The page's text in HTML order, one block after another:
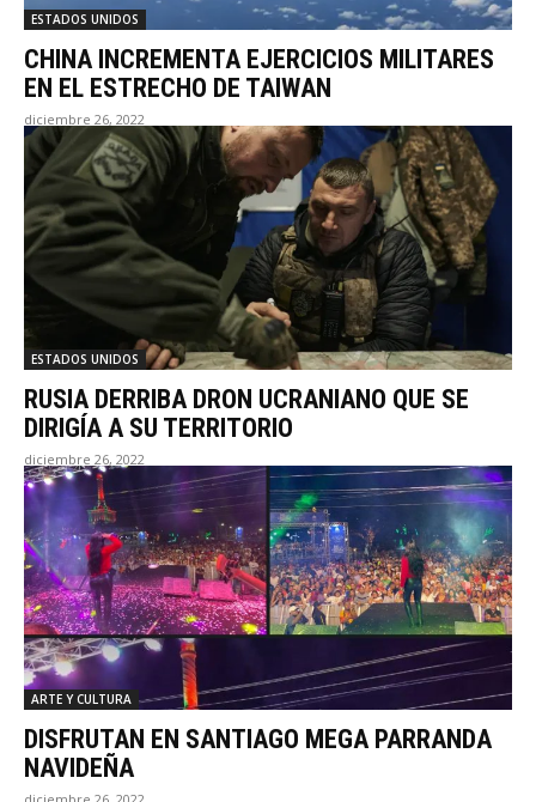
ESTADOS UNIDOS
CHINA INCREMENTA EJERCICIOS MILITARES
EN EL ESTRECHO DE TAIWAN
diciembre 26, 2022
ESTADOS UNIDOS
RUSIA DERRIBA DRON UCRANIANO QUE SE
DIRIGÍA A SU TERRITORIO
diciembre 26, 2022
ARTE Y CULTURA
DISFRUTAN EN SANTIAGO MEGA PARRANDA
NAVIDEÑA